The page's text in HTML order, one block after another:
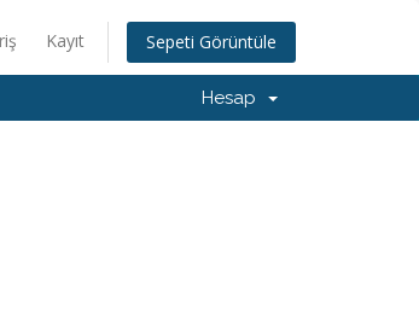
Kayıt Sepeti Görüntüle
Hesap